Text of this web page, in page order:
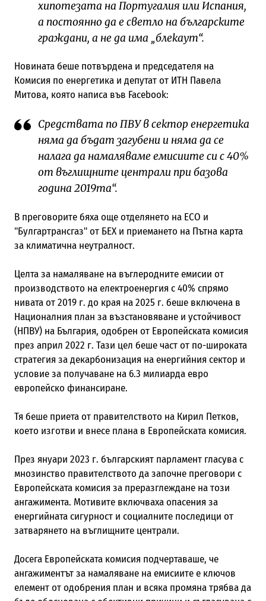
хипотезата на Португалия или Испания,
а постоянно да е светло на българските
граждани, а не да има „блекаут“.
Новината беше потвърдена и председателя на
Комисия по енергетика и депутат от ИТН Павела
Митова, която написа във Facebook:
Средствата по ПВУ в сектор енергетика
няма да бъдат загубени и няма да се
налага да намаляваме емисиите си с 40%
от въглищните централи при базова
година 2019та“.
В преговорите бяха още отделянето на ЕСО и
"Булгартрансгаз" от БЕХ и приемането на Пътна карта
за климатична неутралност.
Целта за намаляване на въглеродните емисии от
производството на електроенергия с 40% спрямо
нивата от 2019 г. до края на 2025 г. беше включена в
Националния план за възстановяване и устойчивост
(НПВУ) на България, одобрен от Европейската комисия
през април 2022 г. Тази цел беше част от по-широката
стратегия за декарбонизация на енергийния сектор и
условие за получаване на 6.3 милиарда евро
европейско финансиране.
Тя беше приета от правителството на Кирил Петков,
което изготви и внесе плана в Европейската комисия.
През януари 2023 г. българският парламент гласува с
мнозинство правителството да започне преговори с
Европейската комисия за преразглеждане на този
ангажимента. Мотивите включваха опасения за
енергийната сигурност и социалните последици от
затварянето на въглищните централи.
Досега Европейската комисия подчертаваше, че
ангажиментът за намаляване на емисиите е ключов
елемент от одобрения план и всяка промяна трябва да